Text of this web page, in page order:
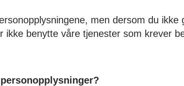
men dersom du ikke
ikke benytte våre tjenester som krever